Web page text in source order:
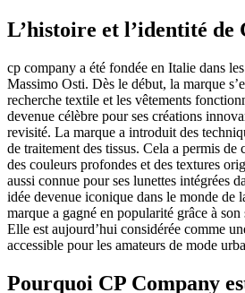
L’histoire et l’identité de
cp company a été fondée en Italie dans
Massimo Osti. Dès le début, la marque
recherche textile et les vêtements
devenue célèbre pour ses créations
revisité. La marque a introduit des
de traitement des tissus. Cela a permis de
des couleurs profondes et des textures
aussi connue pour ses lunettes intégrées
idée devenue iconique dans le monde de
marque a gagné en popularité grâce à
Elle est aujourd’hui considérée comme
accessible pour les amateurs de mode
Pourquoi CP Company